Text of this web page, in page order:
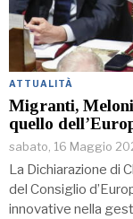
ATTUALITÀ
Migranti,
quello
sabato, 16 Maggio
La Dichiarazione di
del Consiglio
innovative nella